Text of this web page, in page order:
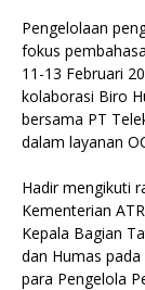
Pengelolaan
fokus
11-13 Februari
kolaborasi Biro
bersama PT
dalam layanan
Hadir mengikuti
Kementerian
Kepala Bagian
dan Humas
para Pengelola